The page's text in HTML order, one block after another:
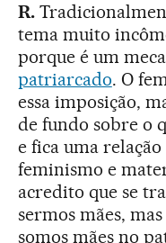
R.
tema muito
porque é um
patriarcado. O
essa imposição,
de fundo sobre o
e fica uma
feminismo e
acredito que se
sermos mães,
somos mães no